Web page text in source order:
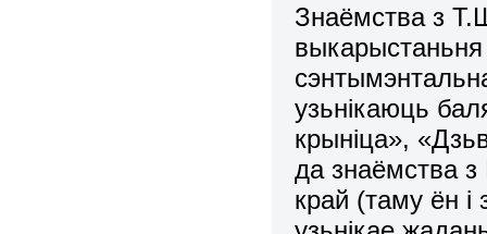
Знаёмства з
выкарыстаньня
узьнікаюць
крыніца»,
да знаёмства з
край (таму ён і